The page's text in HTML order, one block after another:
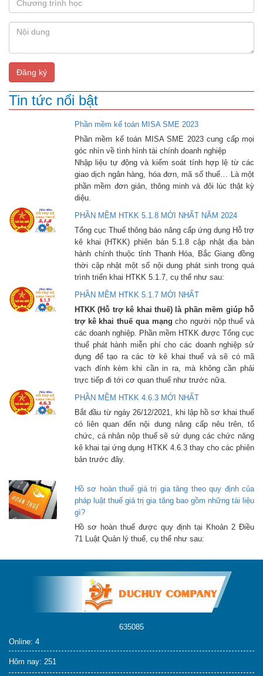
Đăng ký
Tin tức nổi bật
Phần mềm kế toán MISA SME 2023
Phần mềm kế toán MISA SME 2023 cung cấp mọi
góc nhìn về tình hình tài chính doanh nghiệp
Nhập liệu tự động và kiểm soát tính hợp lệ từ các
giao dịch ngân hàng, hóa đơn, mã số thuế… Là một
phần mềm đơn giản, thông minh và đôi lúc thật kỳ
diệu.
PHẦN MỀM HTKK 5.1.8 MỚI NHẤT NĂM 2024
Tổng cục Thuế thông báo nâng cấp ứng dụng Hỗ trợ
kê khai (HTKK) phiên bản 5.1.8 cập nhật địa bàn
hành chính thuộc tỉnh Thanh Hóa, Bắc Giang đồng
thời cập nhật một số nội dung phát sinh trong quá
trình triển khai HTKK 5.1.7, cụ thể như sau:
PHẦN MỀM HTKK 5.1.7 MỚI NHẤT
HTKK (Hỗ trợ kê khai thuế) là phần mềm giúp hỗ
trợ kê khai thuế qua mạng cho người nộp thuế và
các doanh nghiệp. Phần mềm HTKK được Tổng cục
thuế phát hành miễn phí cho các doanh nghiệp sử
dụng để tạo ra các tờ kê khai thuế và sẽ có mã
vạch đính kèm khi cần in ra, mà không cần phải
trực tiếp đi tới cơ quan thuế như trước nữa.
PHẦN MỀM HTKK 4.6.3 MỚI NHẤT
Bắt đầu từ ngày 26/12/2021, khi lập hồ sơ khai thuế
có liên quan đến nội dung nâng cấp nêu trên, tổ
chức, cá nhân nộp thuế sẽ sử dụng các chức năng
kê khai tại ứng dụng HTKK 4.6.3 thay cho các phiên
bản trước đây.
Hồ sơ hoàn thuế giá trị gia tăng theo quy định của
pháp luật thuế giá trị gia tăng bao gồm những tài liệu
gì?
Hồ sơ hoàn thuế được quy định tại Khoản 2 Điều
71 Luật Quản lý thuế, cụ thể như sau:
635085
Online: 4
Hôm nay: 251